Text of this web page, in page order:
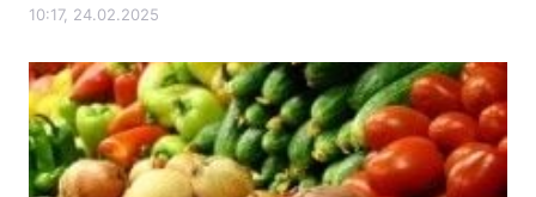
10:17, 24.02.2025